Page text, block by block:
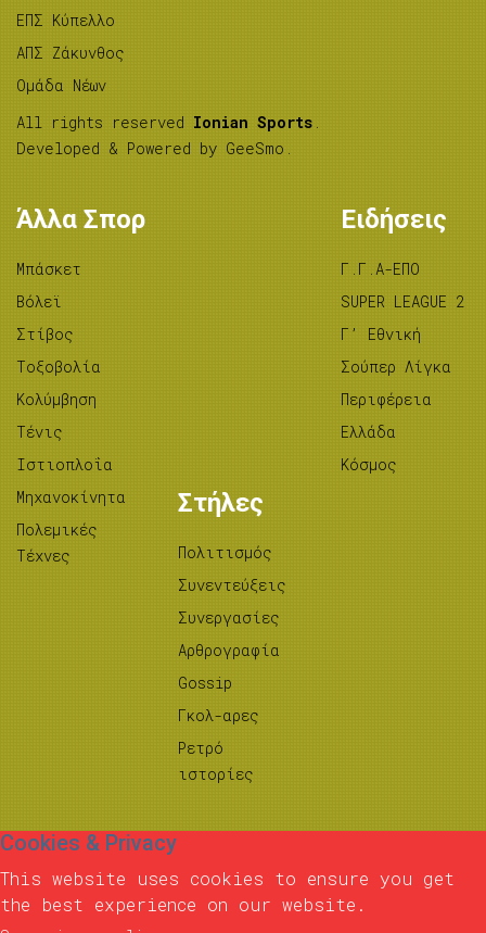
ΕΠΣ Κύπελλο
ΑΠΣ Ζάκυνθος
Ομάδα Νέων
All rights reserved Ionian Sports .
Developed & Powered by GeeSmo .
Άλλα Σπορ
Μπάσκετ
Βόλεϊ
Στίβος
Tοξοβολία
Κολύμβηση
Τένις
Ιστιοπλοΐα
Μηχανοκίνητα
Πολεμικές
Τέχνες
Ειδήσεις
Γ.Γ.Α-ΕΠΟ
SUPER LEAGUE 2
Γ’ Εθνική
Σούπερ Λίγκα
Περιφέρεια
Ελλάδα
Κόσμος
Στήλες
Πολιτισμός
Συνεντεύξεις
Συνεργασίες
Αρθρογραφία
Gossip
Γκολ-αρες
Ρετρό
ιστορίες
Cookies & Privacy
This website uses cookies to ensure you get
the best experience on our website.